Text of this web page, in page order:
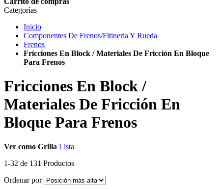
Categorías
Inicio
Componentes De Frenos/Fitineria Y Rueda
Frenos
Fricciones En Block / Materiales De Fricción En Bloque
Para Frenos
Fricciones En Block /
Materiales De Fricción En
Bloque Para Frenos
Ver como Grilla Lista
1-32 de 131 Productos
Ordenar por